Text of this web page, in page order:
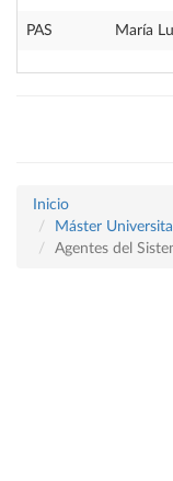
PAS María
Inicio
Máster
Agentes del